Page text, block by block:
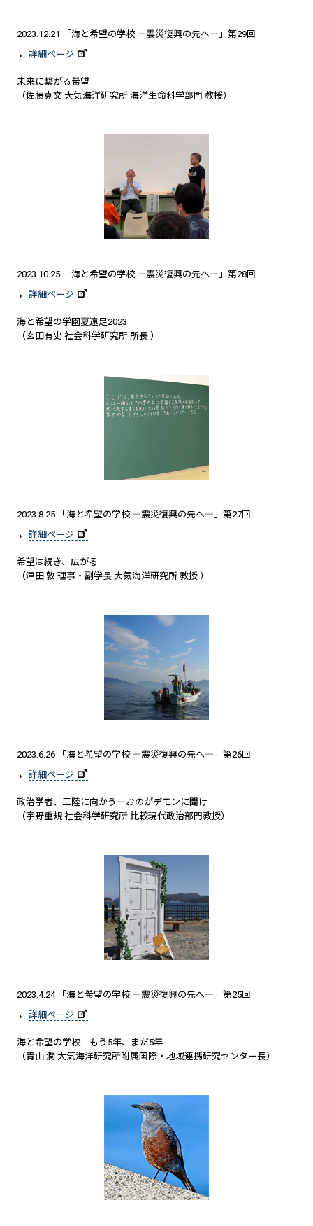
2023.12.21 「海と希望の学校 ―震災復興の先へ―」第29回
詳細ページ
未来に繋がる希望
（佐藤克文 大気海洋研究所 海洋生命科学部門 教授）
2023.10.25 「海と希望の学校 ―震災復興の先へ―」第28回
詳細ページ
海と希望の学園夏遠足2023
（玄田有史 社会科学研究所 所長 ）
2023.8.25 「海と希望の学校 ―震災復興の先へ―」第27回
詳細ページ
希望は続き、広がる
（津田 敦 理事・副学長 大気海洋研究所 教授 ）
2023.6.26 「海と希望の学校 ―震災復興の先へ―」第26回
詳細ページ
政治学者、三陸に向かう―おのがデモンに聞け
（宇野重規 社会科学研究所 比較現代政治部門教授）
2023.4.24 「海と希望の学校 ―震災復興の先へ―」第25回
詳細ページ
海と希望の学校 もう5年、まだ5年
（青山 潤 大気海洋研究所附属国際・地域連携研究センター長）